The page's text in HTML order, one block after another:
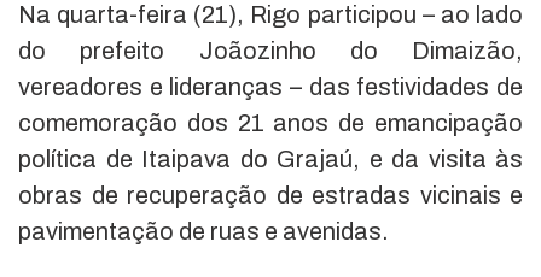
Na quarta-feira (21), Rigo participou – ao lado
do prefeito Joãozinho do Dimaizão,
vereadores e lideranças – das festividades de
comemoração dos 21 anos de emancipação
política de Itaipava do Grajaú, e da visita às
obras de recuperação de estradas vicinais e
pavimentação de ruas e avenidas.